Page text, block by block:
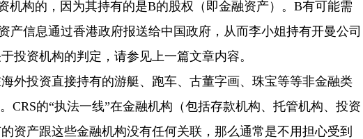
机构的，因为其持有的是B的股权（即金融资产）。B有可能需
产信息通过香港政府报送给中国政府，从而李小姐持有开曼公司
投资机构的判定，请参见上一篇文章内容。
投资直接持有的游艇、跑车、古董字画、珠宝等等非金融类
CRS的“执法一线”在金融机构（包括存款机构、托管机构、投资
资产跟这些金融机构没有任何关联，那么通常是不用担心受到